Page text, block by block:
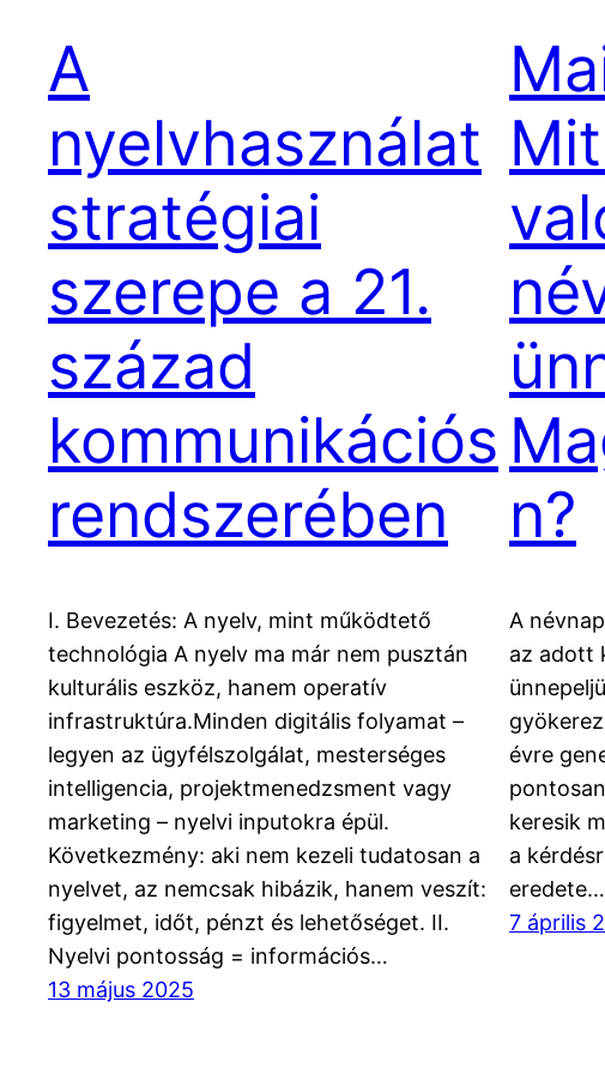
A
nyelvhasználat
stratégiai
szerepe a 21.
század
kommunikációs
rendszerében
I. Bevezetés: A nyelv, mint működtető
technológia A nyelv ma már nem pusztán
kulturális eszköz, hanem operatív
infrastruktúra.Minden digitális folyamat –
legyen az ügyfélszolgálat, mesterséges
intelligencia, projektmenedzsment vagy
marketing – nyelvi inputokra épül.
Következmény: aki nem kezeli tudatosan a
nyelvet, az nemcsak hibázik, hanem veszít:
figyelmet, időt, pénzt és lehetőséget. II.
Nyelvi pontosság = információs…
13 május 2025
n?
A
az adott
évre
keresik
a
eredete…
7 április